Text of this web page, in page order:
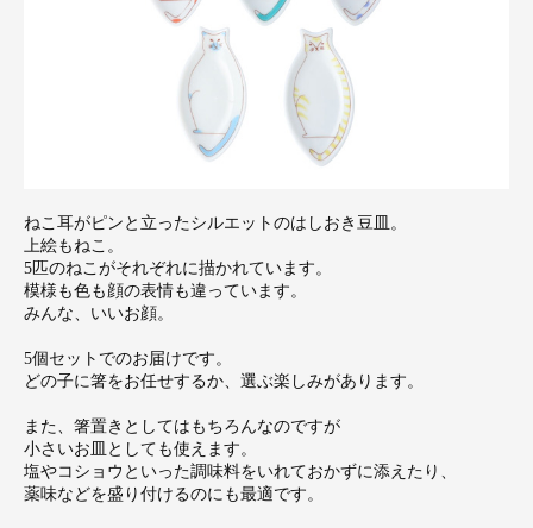
ねこ耳がピンと立ったシルエットのはしおき豆皿。
上絵もねこ。
5匹のねこがそれぞれに描かれています。
模様も色も顔の表情も違っています。
みんな、いいお顔。
5個セットでのお届けです。
どの子に箸をお任せするか、選ぶ楽しみがあります。
また、箸置きとしてはもちろんなのですが
小さいお皿としても使えます。
塩やコショウといった調味料をいれておかずに添えたり、
薬味などを盛り付けるのにも最適です。